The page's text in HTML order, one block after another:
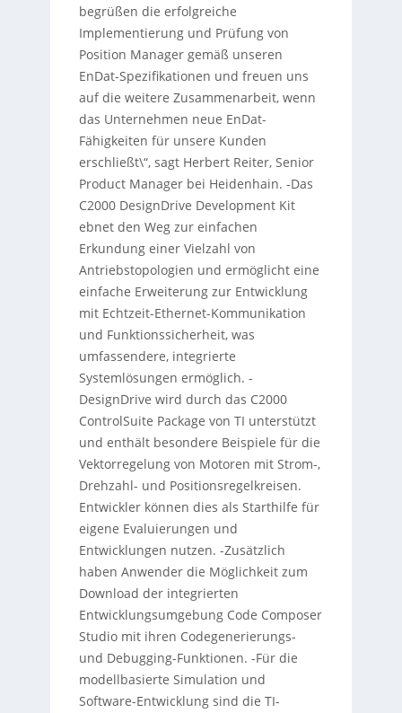
begrüßen die erfolgreiche
Implementierung und Prüfung von
Position Manager gemäß unseren
EnDat-Spezifikationen und freuen uns
auf die weitere Zusammenarbeit, wenn
das Unternehmen neue EnDat-
Fähigkeiten für unsere Kunden
erschließt\“, sagt Herbert Reiter, Senior
Product Manager bei Heidenhain. -Das
C2000 DesignDrive Development Kit
ebnet den Weg zur einfachen
Erkundung einer Vielzahl von
Antriebstopologien und ermöglicht eine
einfache Erweiterung zur Entwicklung
mit Echtzeit-Ethernet-Kommunikation
und Funktionssicherheit, was
umfassendere, integrierte
Systemlösungen ermöglich. -
DesignDrive wird durch das C2000
ControlSuite Package von TI unterstützt
und enthält besondere Beispiele für die
Vektorregelung von Motoren mit Strom-,
Drehzahl- und Positionsregelkreisen.
Entwickler können dies als Starthilfe für
eigene Evaluierungen und
Entwicklungen nutzen. -Zusätzlich
haben Anwender die Möglichkeit zum
Download der integrierten
Entwicklungsumgebung Code Composer
Studio mit ihren Codegenerierungs-
und Debugging-Funktionen. -Für die
modellbasierte Simulation und
Software-Entwicklung sind die TI-